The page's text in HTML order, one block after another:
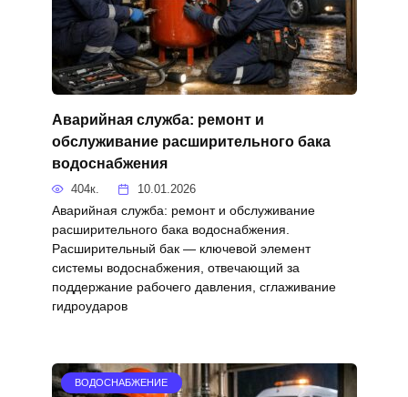
Аварийная служба: ремонт и
обслуживание расширительного бака
водоснабжения
404к. 10.01.2026
Аварийная служба: ремонт и обслуживание
расширительного бака водоснабжения.
Расширительный бак — ключевой элемент
системы водоснабжения, отвечающий за
поддержание рабочего давления, сглаживание
гидроударов
ВОДОСНАБЖЕНИЕ